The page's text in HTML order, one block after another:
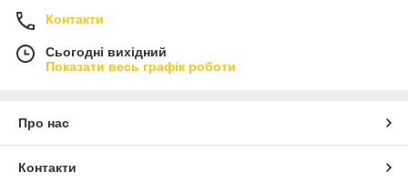
Контакти
Сьогодні вихідний
Показати весь графік роботи
Про нас
Контакти